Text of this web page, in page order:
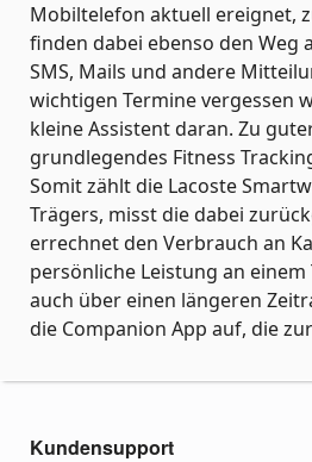
Mobiltelefon aktuell ereignet,
finden dabei ebenso den Weg
SMS, Mails und andere
wichtigen Termine vergessen
kleine Assistent daran. Zu
grundlegendes Fitness
Somit zählt die Lacoste
Trägers, misst die dabei
errechnet den Verbrauch an
persönliche Leistung an
auch über einen längeren
die Companion App auf, die
Kundensupport